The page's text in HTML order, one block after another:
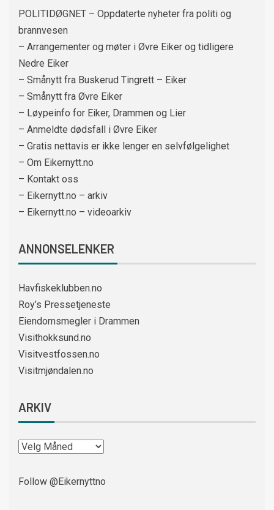
POLITIDØGNET – Oppdaterte nyheter fra politi og
brannvesen
– Arrangementer og møter i Øvre Eiker og tidligere
Nedre Eiker
– Smånytt fra Buskerud Tingrett – Eiker
– Smånytt fra Øvre Eiker
– Løypeinfo for Eiker, Drammen og Lier
– Anmeldte dødsfall i Øvre Eiker
– Gratis nettavis er ikke lenger en selvfølgelighet
– Om Eikernytt.no
– Kontakt oss
– Eikernytt.no – arkiv
– Eikernytt.no – videoarkiv
ANNONSELENKER
Havfiskeklubben.no
Roy’s Pressetjeneste
Eiendomsmegler i Drammen
Visithokksund.no
Visitvestfossen.no
Visitmjøndalen.no
ARKIV
Follow @Eikernyttno